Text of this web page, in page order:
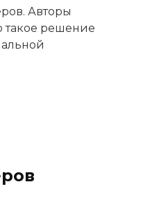
Авторы
такое решение